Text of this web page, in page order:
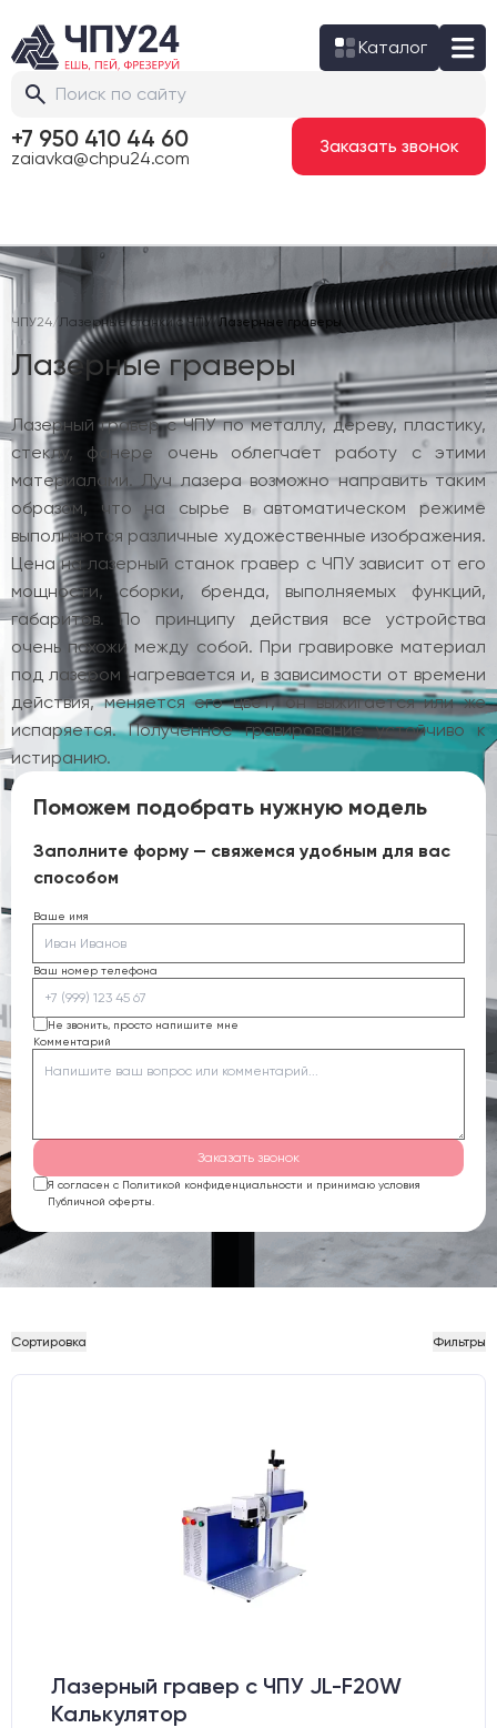
Каталог
+7 950 410 44 60
zaiavka@chpu24.com
Заказать звонок
ЧПУ24/Лазерные станки с ЧПУ / Лазерные граверы
Лазерные граверы
Лазерный гравер с ЧПУ по металлу, дереву, пластику,
стеклу, фанере очень облегчает работу с этими
материалами. Луч лазера возможно направить таким
образом, что на сырье в автоматическом режиме
выполняются различные художественные изображения.
Цена на лазерный станок гравер с ЧПУ зависит от его
мощности, сборки, бренда, выполняемых функций,
габаритов. По принципу действия все устройства
очень похожи между собой. При гравировке материал
под лазером нагревается и, в зависимости от времени
действия, меняется его цвет, он выжигается или же
испаряется. Полученное гравирование устойчиво к
истиранию.
Поможем подобрать нужную модель
Заполните форму — свяжемся удобным для вас
способом
Ваше имя
Ваш номер телефона
Не звонить, просто напишите мне
Комментарий
Заказать звонок
Я согласен с Политикой конфиденциальности и принимаю условия
Публичной оферты.
Сортировка Фильтры
Лазерный гравер с ЧПУ JL-F20W
Калькулятор